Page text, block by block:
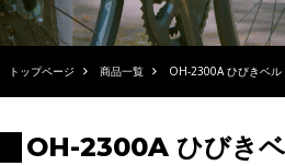
トップページ 商品一覧 OH-2300A ひびきベル
OH-2300A ひびき